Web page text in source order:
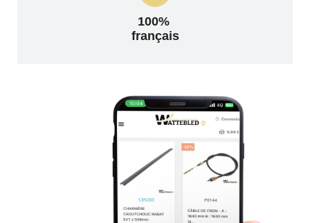
100%
français